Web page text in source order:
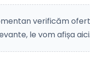
verificăm
le vom afișa aici.